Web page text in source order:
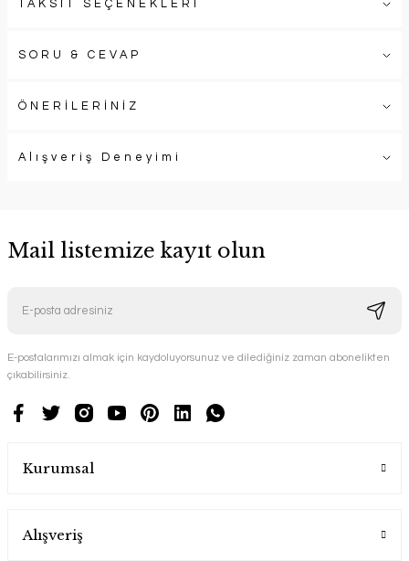
TAKSİT SEÇENEKLERİ
SORU & CEVAP
ÖNERİLERİNİZ
Alışveriş Deneyimi
Mail listemize kayıt olun
E-postalarımızı almak için kaydoluyorsunuz ve dilediğiniz zaman abonelikten
çıkabilirsiniz.
Kurumsal
Alışveriş